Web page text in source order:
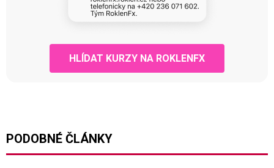
HLÍDAT KURZY NA ROKLENFX
PODOBNÉ ČLÁNKY